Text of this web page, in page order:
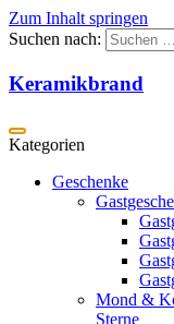
Zum Inhalt springen
Suchen nach:
Keramikbrand
Geschenke
Mond &
Sterne